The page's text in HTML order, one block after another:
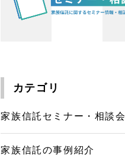
カテゴリ
家族信託セミナー・相談会
家族信託の事例紹介